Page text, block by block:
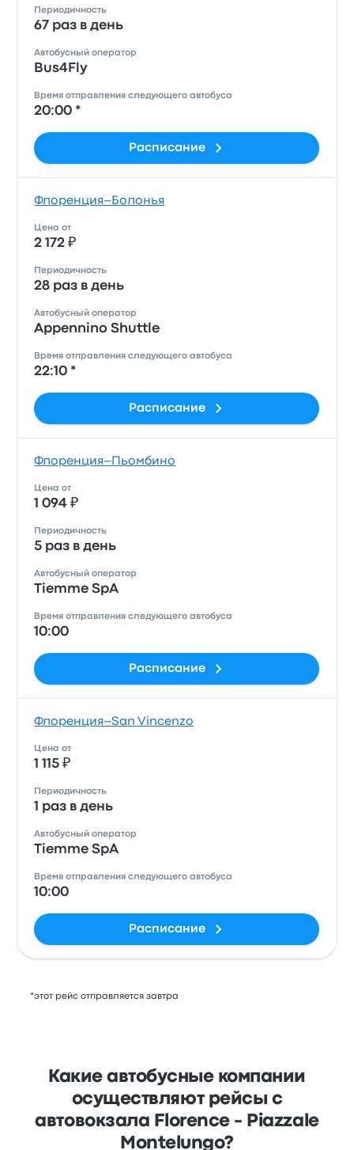
Периодичность
67 раз в день
Автобусный оператор
Bus4Fly
Время отправления следующего автобуса
20:00 *
Расписание
Флоренция–Болонья
Цена от
2 172 ₽
Периодичность
28 раз в день
Автобусный оператор
Appennino Shuttle
Время отправления следующего автобуса
22:10 *
Расписание
Флоренция–Пьомбино
Цена от
1 094 ₽
Периодичность
5 раз в день
Автобусный оператор
Tiemme SpA
Время отправления следующего автобуса
10:00
Расписание
Флоренция–San Vincenzo
Цена от
1 115 ₽
Периодичность
1 раз в день
Автобусный оператор
Tiemme SpA
Время отправления следующего автобуса
10:00
Расписание
*этот рейс отправляется завтра
Какие автобусные компании
осуществляют рейсы с
автовокзала Florence - Piazzale
Montelungo?